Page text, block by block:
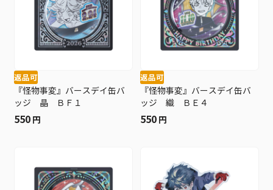
返品可
『怪物事変』バースデイ缶バ
ッジ 晶 ＢＦ１
550 円
返品可
『怪物事変』バースデイ缶バ
ッジ 織 ＢＥ４
550 円